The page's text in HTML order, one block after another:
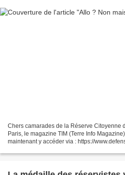
Chers camarades de la Réserve Citoyenne
Paris, le magazine TIM (Terre Info
maintenant y accéder via : https://